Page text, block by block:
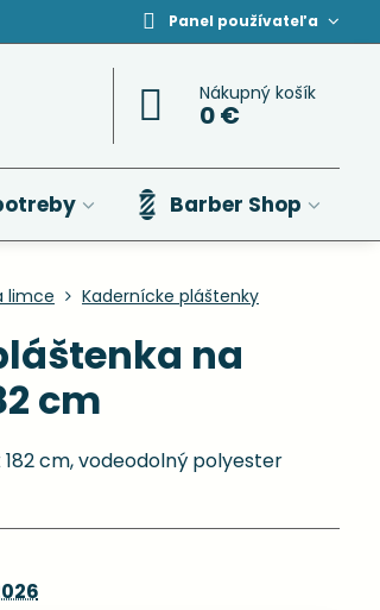
Panel používateľa
Nákupný košík
0 €
Barber Shop
limce Kadernícke pláštenky
na
cm
cm, vodeodolný polyester